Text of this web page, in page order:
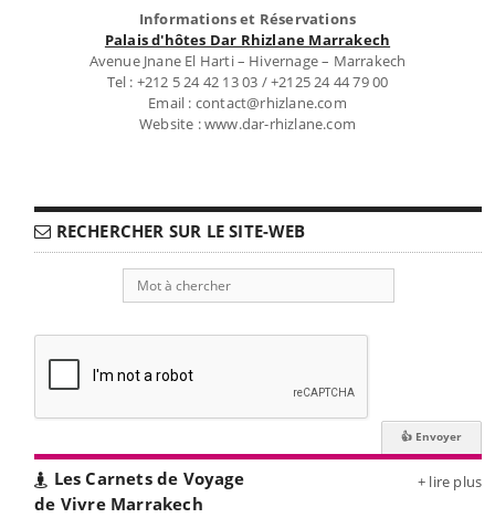
Informations et Réservations
Palais d'hôtes Dar Rhizlane Marrakech
Avenue Jnane El Harti – Hivernage – Marrakech
Tel : +212 5 24 42 13 03 / +2125 24 44 79 00
Email : contact@rhizlane.com
Website : www.dar-rhizlane.com
RECHERCHER SUR LE SITE-WEB
Les Carnets de Voyage
de Vivre Marrakech
+ lire plus